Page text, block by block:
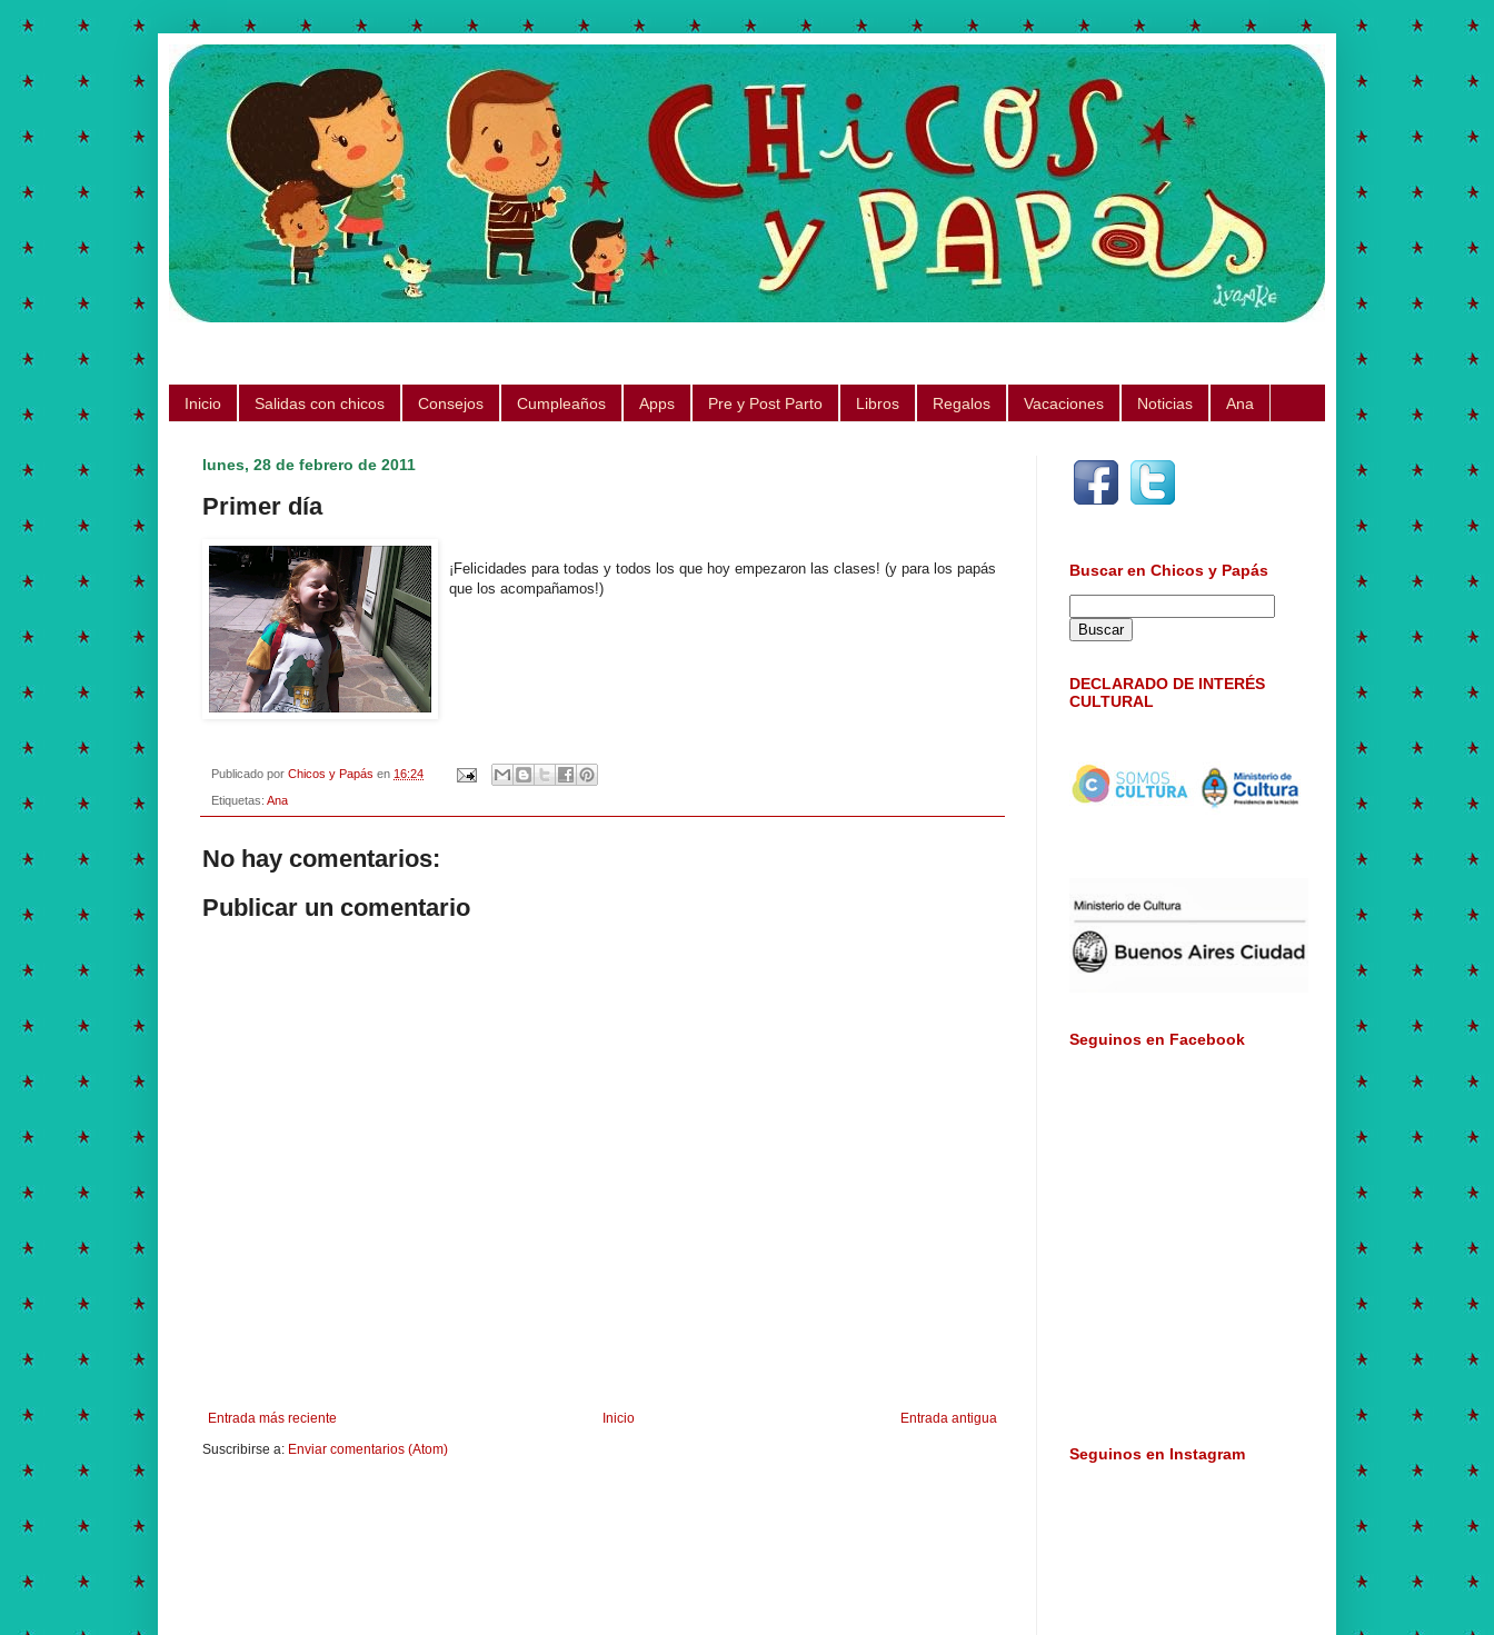
Inicio Salidas con chicos Consejos Cumpleaños Apps Pre y Post Parto Libros Regalos Vacaciones Noticias Ana
lunes, 28 de febrero de 2011
Primer día
¡Felicidades para todas y todos los que hoy empezaron las clases! (y para los papás
que los acompañamos!)
Publicado por Chicos y Papás en 16:24
Etiquetas: Ana
No hay comentarios:
Publicar un comentario
Entrada más reciente Entrada antigua
Inicio
Suscribirse a: Enviar comentarios (Atom)
Buscar en Chicos y Papás
DECLARADO DE INTERÉS
CULTURAL
Seguinos en Facebook
Seguinos en Instagram